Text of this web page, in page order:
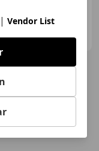
| Vendor List